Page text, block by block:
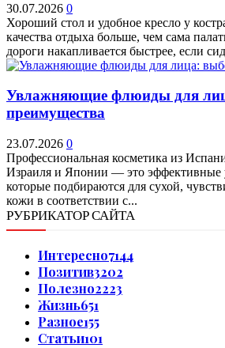
30.07.2026 0
Хороший стол и удобное кресло у
качества отдыха больше, чем сама
дороги накапливается быстрее, если
Увлажняющие флюиды для
преимущества
23.07.2026 0
Профессиональная косметика из
Израиля и Японии — это эффективные
которые подбираются для сухой,
кожи в соответствии с...
РУБРИКАТОР САЙТА
Интересно7144
Позитив3202
Полезно2223
Жизнь651
Разное155
Статьи101